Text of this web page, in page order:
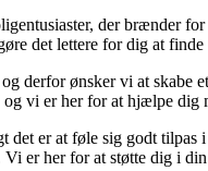
der brænder
det lettere for dig at finde
derfor ønsker vi at
vi er her for at hjælpe dig
er at føle sig godt tilpas
er her for at støtte dig i